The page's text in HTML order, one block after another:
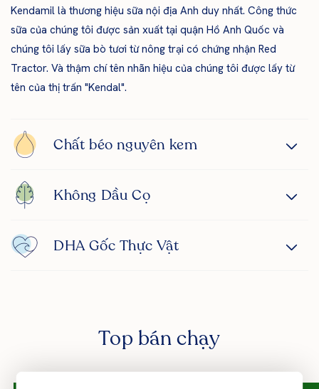
Kendamil là thương hiệu sữa nội địa Anh duy nhất. Công thức
sữa của chúng tôi được sản xuất tại quận Hồ Anh Quốc và
chúng tôi lấy sữa bò tươi từ nông trại có chứng nhận Red
Tractor. Và thậm chí tên nhãn hiệu của chúng tôi được lấy từ
tên của thị trấn "Kendal".
Chất béo nguyên kem
Không Dầu Cọ
DHA Gốc Thực Vật
Top bán chạy